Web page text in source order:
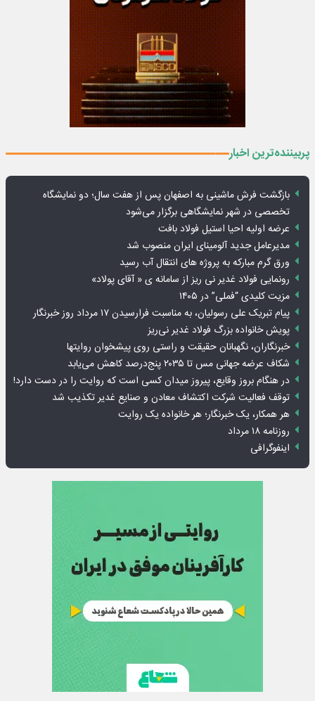
پربیننده‌ترین اخبار
بازگشت فرش ماشینی به اصفهان پس از هفت سال؛ دو نمایشگاه
تخصصی در شهر نمایشگاهی برگزار می‌شود
عرضه اولیه احیا استیل فولاد بافت
مدیرعامل جدید آلومینای ایران منصوب شد
ورق گرم مبارکه به پروژه های انتقال آب رسید
رونمایی فولاد غدیر نی ریز از سامانه ی « آقای پولاد»
مزیت کلیدی “فملی” در ۱۴۰۵
پیام تبریک علی رسولیان، به مناسبت فرارسیدن ۱۷ مرداد روز خبرنگار
پویش خانواده بزرگ فولاد غدیر نی‌ریز
خبرنگاران، نگهبانان حقیقت و راستی روی پیشخوان روایت­ها
شکاف عرضه جهانی مس تا ۲۰۳۵ پنج‌درصد کاهش می‌یابد
در هنگام بروز وقایع، پیروز میدان کسی است که روایت را در دست دارد!
توقف فعالیت شرکت اکتشاف معادن و صنایع غدیر تکذیب شد
هر همکار، یک خبرنگار؛ هر خانواده یک روایت
روزنامه ۱۸ مرداد
اینفوگرافی